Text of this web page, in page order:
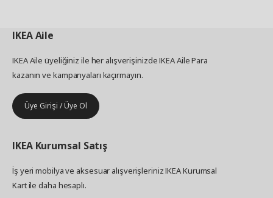
IKEAAile
IKEA Aile üyeliğiniz ile her alışverişinizde IKEA Aile Para
kazanın ve kampanyaları kaçırmayın.
Üye Girişi / Üye Ol
IKEA Kurumsal Satış
İş yeri mobilya ve aksesuar alışverişleriniz IKEA Kurumsal
Kart ile daha hesaplı.